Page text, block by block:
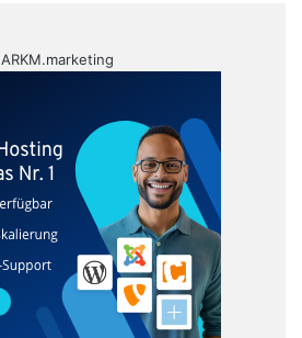
ARKM.marketing